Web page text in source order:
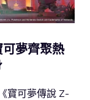
可夢齊聚熱
寶可夢傳說 Z-